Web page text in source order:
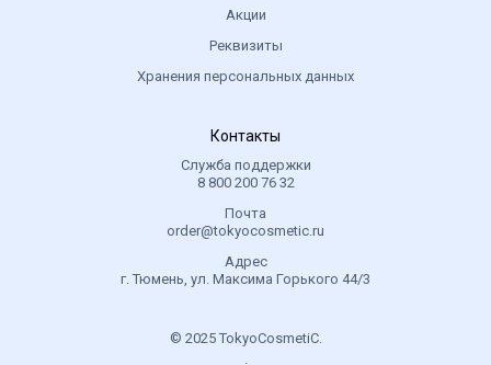
Акции
Реквизиты
Хранения персональных данных
Контакты
Служба поддержки
8 800 200 76 32
Почта
order@tokyocosmetic.ru
Адрес
г. Тюмень, ул. Максима Горького 44/3
© 2025 TokyoCosmetiC.
.